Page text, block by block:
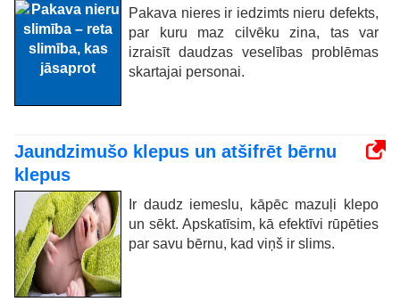
Pakava nieres ir iedzimts nieru defekts,
par kuru maz cilvēku zina, tas var
izraisīt daudzas veselības problēmas
skartajai personai.
Jaundzimušo klepus un atšifrēt bērnu
klepus
Ir daudz iemeslu, kāpēc mazuļi klepo
un sēkt. Apskatīsim, kā efektīvi rūpēties
par savu bērnu, kad viņš ir slims.